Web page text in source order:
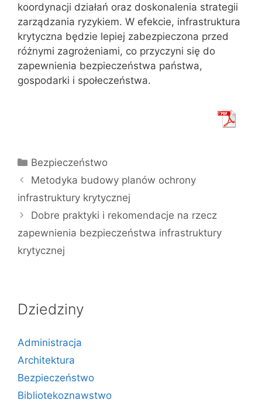
koordynacji działań oraz doskonalenia strategii
zarządzania ryzykiem. W efekcie, infrastruktura
krytyczna będzie lepiej zabezpieczona przed
różnymi zagrożeniami, co przyczyni się do
zapewnienia bezpieczeństwa państwa,
gospodarki i społeczeństwa.
Kategorie
Bezpieczeństwo
Metodyka budowy planów ochrony
infrastruktury krytycznej
Dobre praktyki i rekomendacje na rzecz
zapewnienia bezpieczeństwa infrastruktury
krytycznej
Dziedziny
Administracja
Architektura
Bezpieczeństwo
Bibliotekoznawstwo